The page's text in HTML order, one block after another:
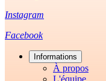
Instagram
Facebook
Informations
À propos
L'équipe